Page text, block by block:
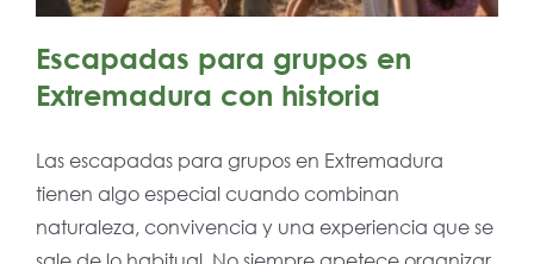
Escapadas para grupos en
Extremadura con historia
Las escapadas para grupos en Extremadura
tienen algo especial cuando combinan
naturaleza, convivencia y una experiencia que se